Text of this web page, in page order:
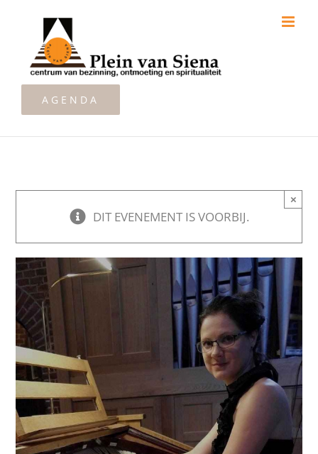
AGENDA
DIT EVENEMENT IS VOORBIJ.
×